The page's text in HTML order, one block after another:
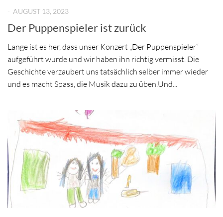
AUGUST 13, 2023
Der Puppenspieler ist zurück
Lange ist es her, dass unser Konzert „Der Puppenspieler“
aufgeführt wurde und wir haben ihn richtig vermisst. Die
Geschichte verzaubert uns tatsächlich selber immer wieder
und es macht Spass, die Musik dazu zu üben.Und...